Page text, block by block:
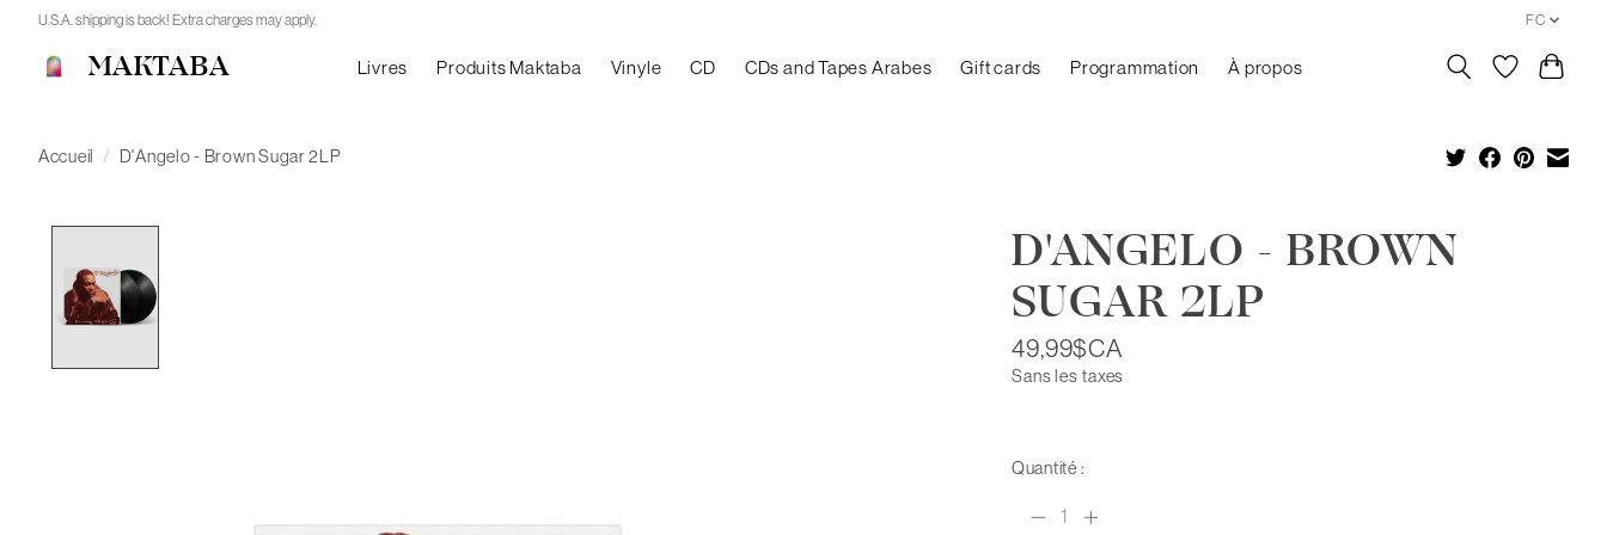
U.S.A. shipping is back! Extra charges may apply. FC
MAKTABA Livres Produits Maktaba Vinyle CD CDs and Tapes Arabes Gift cards Programmation À propos
Accueil / D'Angelo - Brown Sugar 2LP
D'ANGELO - BROWN
SUGAR 2LP
49,99$CA
Sans les taxes
Quantité :